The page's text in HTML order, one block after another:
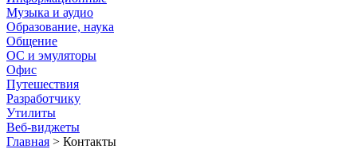
Музыка и аудио
Образование, наука
Общение
ОС и эмуляторы
Офис
Путешествия
Разработчику
Утилиты
Веб-виджеты
Главная > Контакты